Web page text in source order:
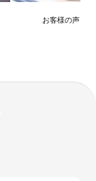
お客様の声